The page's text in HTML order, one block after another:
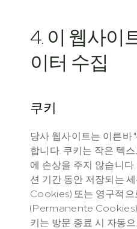
4. 이 웹사이
이터 수집
쿠키
당사 웹사이트는 이른바
합니다. 쿠키는 작은 텍
에 손상을 주지 않습니
션 기간 동안 저장되는
Cookies) 또는 영구적으
(Permanente Cookies)
키는 방문 종료 시 자동